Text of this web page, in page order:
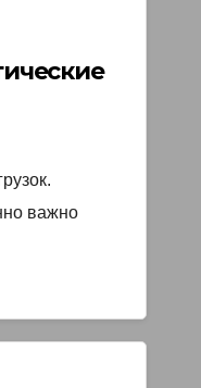
важно